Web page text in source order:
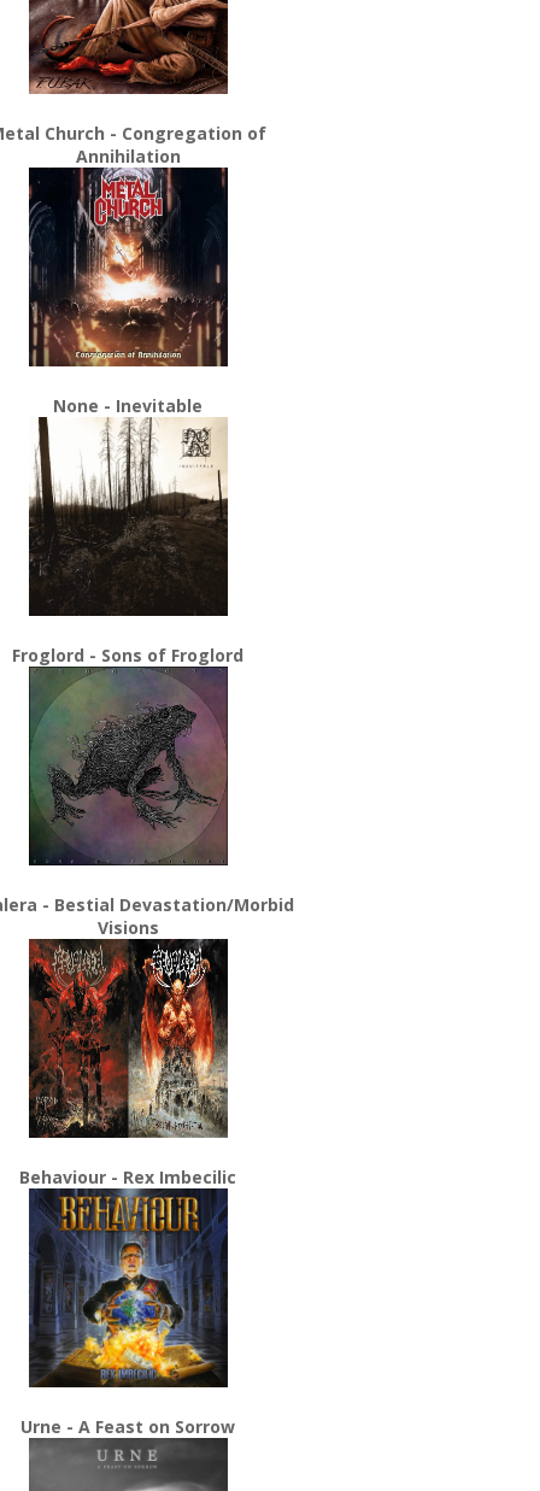
Church - Congregation of
Annihilation
None - Inevitable
Froglord - Sons of Froglord
- Bestial Devastation/Morbid
Visions
Behaviour - Rex Imbecilic
Urne - A Feast on Sorrow